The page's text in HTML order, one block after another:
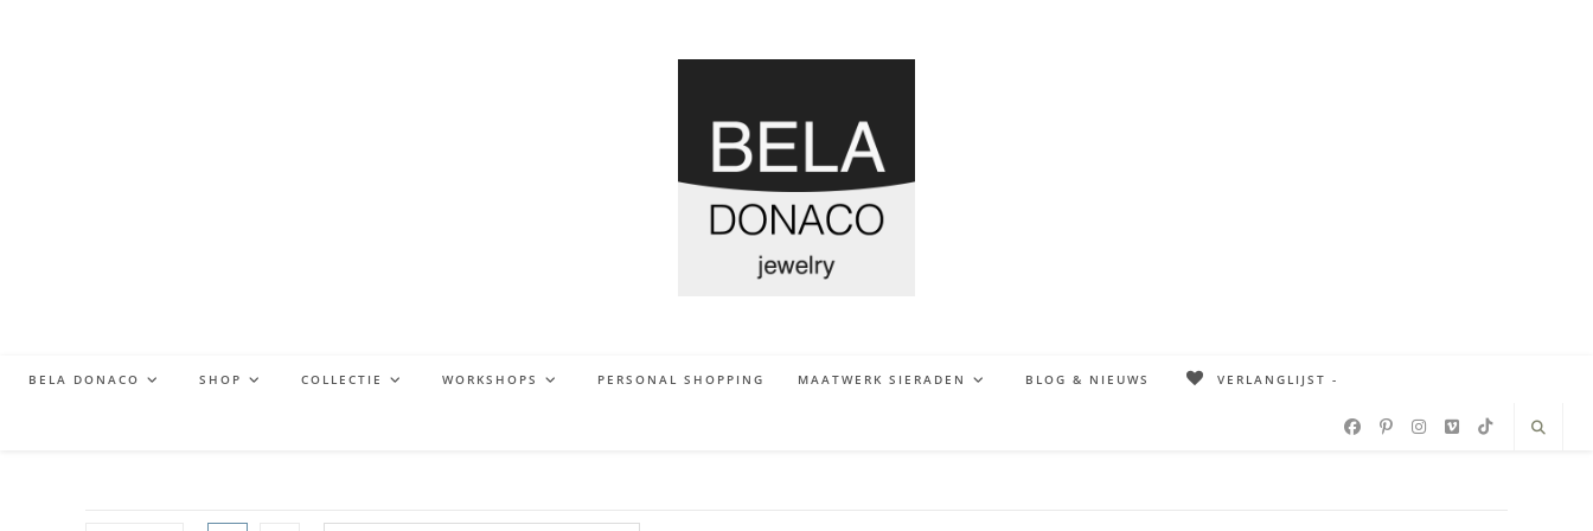
BELA DONACO SHOP COLLECTIE WORKSHOPS PERSONAL SHOPPING MAATWERK SIERADEN BLOG & NIEUWS VERLANGLIJST -